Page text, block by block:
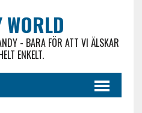
WORLD
- BARA FÖR ATT VI ÄLSKAR
ENKELT.